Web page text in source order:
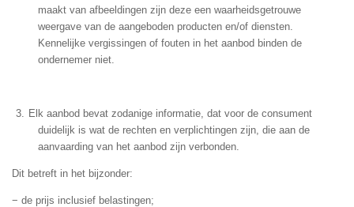
maakt van afbeeldingen zijn deze een waarheidsgetrouwe
weergave van de aangeboden producten en/of diensten.
Kennelijke vergissingen of fouten in het aanbod binden de
ondernemer niet.
Elk aanbod bevat zodanige informatie, dat voor de consument
duidelijk is wat de rechten en verplichtingen zijn, die aan de
aanvaarding van het aanbod zijn verbonden.
Dit betreft in het bijzonder:
− de prijs inclusief belastingen;